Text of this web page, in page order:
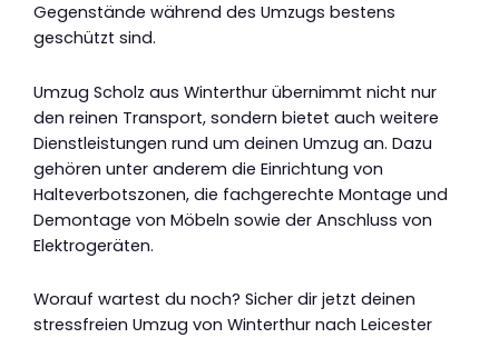
Gegenstände während des Umzugs bestens
geschützt sind.
Umzug Scholz aus Winterthur übernimmt nicht nur
den reinen Transport, sondern bietet auch weitere
Dienstleistungen rund um deinen Umzug an. Dazu
gehören unter anderem die Einrichtung von
Halteverbotszonen, die fachgerechte Montage und
Demontage von Möbeln sowie der Anschluss von
Elektrogeräten.
Worauf wartest du noch? Sicher dir jetzt deinen
stressfreien Umzug von Winterthur nach Leicester